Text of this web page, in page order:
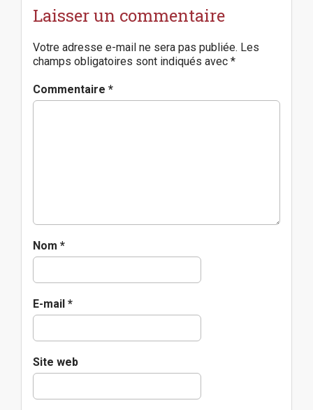
g
a
t
i
n
Laisser un commentaire
Votre adresse e-mail ne sera pas publiée. Les
champs obligatoires sont indiqués avec *
Commentaire *
Nom *
E-mail *
Site web